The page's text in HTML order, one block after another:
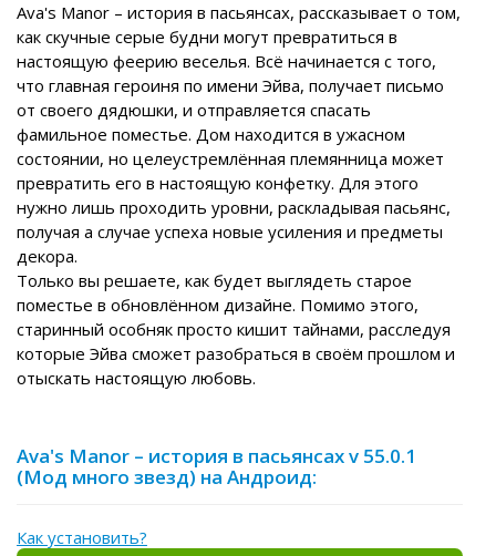
Ava's Manor – история в пасьянсах, рассказывает о том,
как скучные серые будни могут превратиться в
настоящую феерию веселья. Всё начинается с того,
что главная героиня по имени Эйва, получает письмо
от своего дядюшки, и отправляется спасать
фамильное поместье. Дом находится в ужасном
состоянии, но целеустремлённая племянница может
превратить его в настоящую конфетку. Для этого
нужно лишь проходить уровни, раскладывая пасьянс,
получая а случае успеха новые усиления и предметы
декора.
Только вы решаете, как будет выглядеть старое
поместье в обновлённом дизайне. Помимо этого,
старинный особняк просто кишит тайнами, расследуя
которые Эйва сможет разобраться в своём прошлом и
отыскать настоящую любовь.
Ava's Manor – история в пасьянсах v 55.0.1
(Мод много звезд) на Андроид:
Как установить?